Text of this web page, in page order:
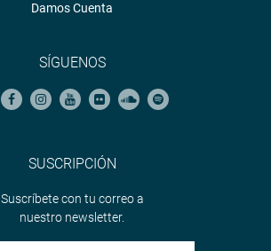
Damos Cuenta
SÍGUENOS
SUSCRIPCIÓN
Suscríbete con tu correo a
nuestro newsletter.